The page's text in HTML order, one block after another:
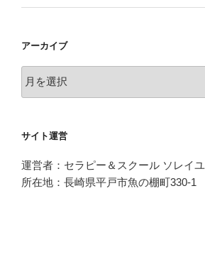
アーカイブ
ア
ブ
サイト運営
運営者：セラピー＆スクール ソレイユ
所在地：長崎県平戸市魚の棚町330-1